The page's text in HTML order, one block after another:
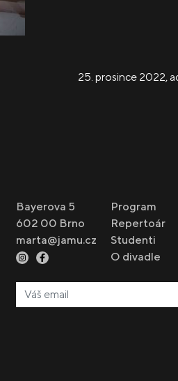
25. prosince 2022,
Bayerova 5
602 00 Brno
marta@jamu.cz
Program
Repertoár
Studenti
O divadle